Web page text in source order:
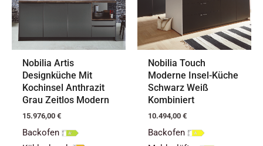
Nobilia Artis
Designküche Mit
Kochinsel Anthrazit
Grau Zeitlos Modern
15.976,00 €
Backofen
Nobilia Touch
Moderne Insel-Küche
Schwarz Weiß
Kombiniert
10.494,00 €
Backofen